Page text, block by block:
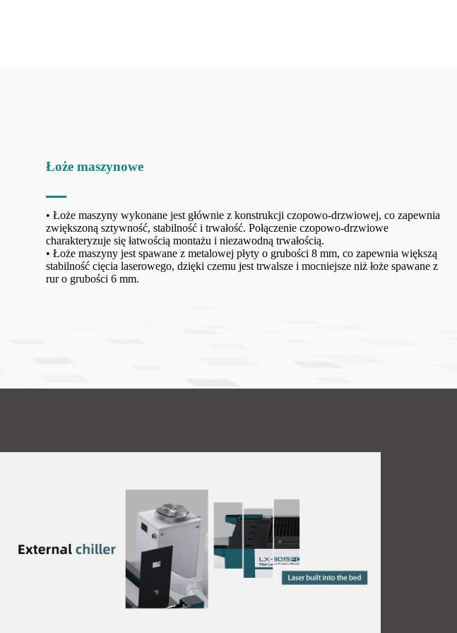
Łoże maszynowe
• Łoże maszyny wykonane jest głównie z konstrukcji czopowo-drzwiowej, co zapewnia
zwiększoną sztywność, stabilność i trwałość. Połączenie czopowo-drzwiowe
charakteryzuje się łatwością montażu i niezawodną trwałością.
• Łoże maszyny jest spawane z metalowej płyty o grubości 8 mm, co zapewnia większą
stabilność cięcia laserowego, dzięki czemu jest trwalsze i mocniejsze niż łoże spawane z
rur o grubości 6 mm.